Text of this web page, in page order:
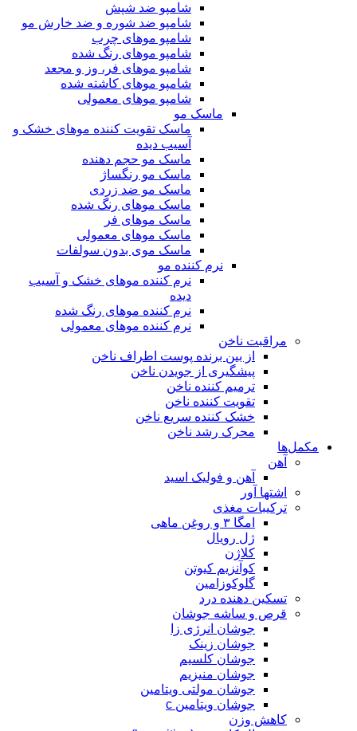
شامپو ضد شپش
شامپو ضد شوره و ضد خارش مو
شامپو موهای چرب
شامپو موهای رنگ شده
شامپو موهای فر، وز و مجعد
شامپو موهای کاشته شده
شامپو موهای معمولی
ماسک مو
ماسک تقویت کننده موهای خشک و
آسیب دیده
ماسک مو حجم دهنده
ماسک مو رنگساژ
ماسک مو ضد زردی
ماسک موهای رنگ شده
ماسک موهای فر
ماسک موهای معمولی
ماسک موی بدون سولفات
نرم کننده مو
نرم کننده موهای خشک و آسیب
دیده
نرم کننده موهای رنگ شده
نرم کننده موهای معمولی
مراقبت ناخن
از بین برنده پوست اطراف ناخن
پیشگیری از جویدن ناخن
ترمیم کننده ناخن
تقویت کننده ناخن
خشک کننده سریع ناخن
محرک رشد ناخن
مکمل‌ها
آهن
آهن و فولیک اسید
اشتها آور
ترکیبات مغذی
امگا ۳ و روغن ماهی
ژل رویال
کلاژن
کوآنزیم کیوتن
گلوکوزامین
تسکین دهنده درد
قرص و ساشه جوشان
جوشان انرژی زا
جوشان زینک
جوشان کلسیم
جوشان منیزیم
جوشان مولتی ویتامین
جوشان ویتامین c
کاهش وزن